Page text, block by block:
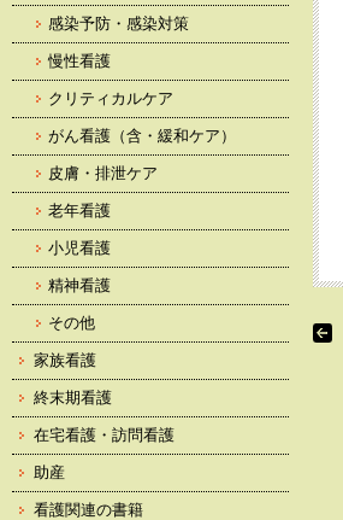
感染予防・感染対策
慢性看護
クリティカルケア
がん看護（含・緩和ケア）
皮膚・排泄ケア
老年看護
小児看護
精神看護
その他
家族看護
終末期看護
在宅看護・訪問看護
助産
看護関連の書籍